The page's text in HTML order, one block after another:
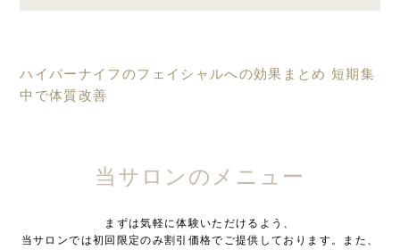
ハイパーナイフのフェイシャルへの効果まとめ 短期集
中で体質改善
当サロンのメニュー
まずは気軽に体験いただけるよう、
当サロンでは初回限定のみ割引価格でご提供しております。また、